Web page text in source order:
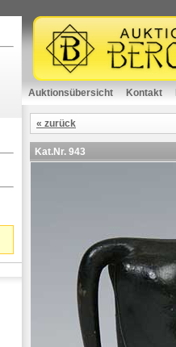
Auktionsübersicht Kontakt
« zurück
Kat.Nr. 943